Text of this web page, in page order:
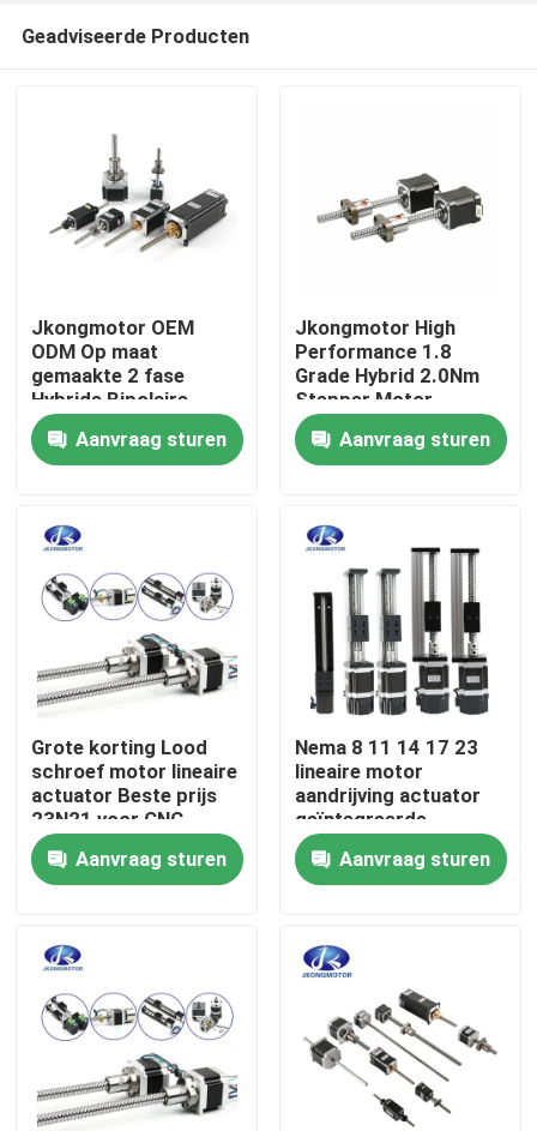
Huis
Ongeveer ons
Fabrieksreis
Kwaliteitscontrole
Contacteer ons
Verzoek om een Citaat
met een ingebouwde stapsservo-motor
Geïntegreerde DC-servomotor
Brushless gelijkstroom-Motor
Geadviseerde Producten
Jkongmotor OEM
ODM Op maat
gemaakte 2 fase
Hybride Bipolaire
Nema 8 11 14 17 23
24 34 Lineaire
stappenmotor met
Aanvraag sturen
Jkongmotor High
Performance 1.8
Grade Hybrid 2.0Nm
Stepper Motor
Lineaire industriële
toepassing &
automatiseringssysteem
Aanvraag sturen
Grote korting Lood
schroef motor lineaire
actuator Beste prijs
23N21 voor CNC-
machine Externe
actuator Nema23
stappenmotor
Aanvraag sturen
Nema 8 11 14 17 23
lineaire motor
aandrijving actuator
geïntegreerde
gemotoriseerde
hefbal schroef
stapmotor micro stap
Aanvraag sturen